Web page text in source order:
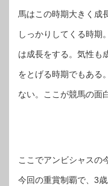
馬はこの時期大きく成
しっかりしてくる時期
は成長をする。気性も
をとげる時期でもある
ない。ここが競馬の面
ここでアンビシャスの
今回の重賞制覇で、3